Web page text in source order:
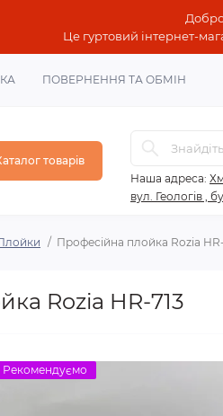
Це гуртовий інтернет-
ПОВЕРНЕННЯ ТА ОБМІН
товарів
Наша адреса:
вул. Геологів ,
Професійна плойка Rozia
Rozia HR-713
Рекомендуємо